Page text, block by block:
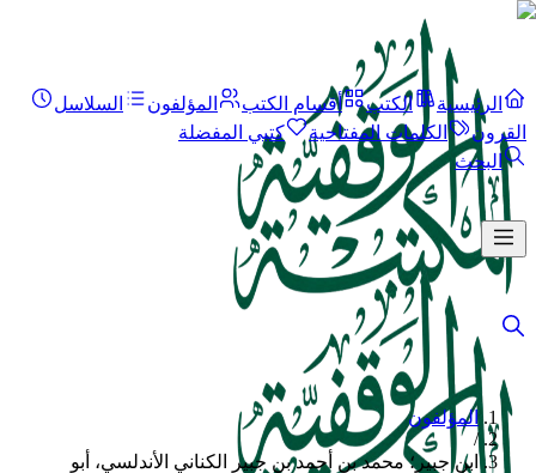
الرئيسية الكتب أقسام الكتب المؤلفون
السلاسل
القرون
الكلمات المفتاحية
كتبي المفضلة
البحث
المؤلفون
/
ابن جبير؛ محمد بن أحمد بن جبير الكناني الأندلسي، أبو